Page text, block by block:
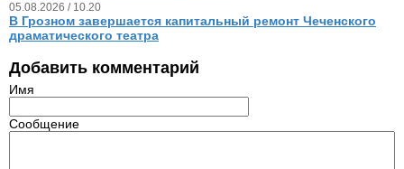
05.08.2026 / 10.20
В Грозном завершается капитальный ремонт Чеченского
драматического театра
Добавить комментарий
Имя
Сообщение